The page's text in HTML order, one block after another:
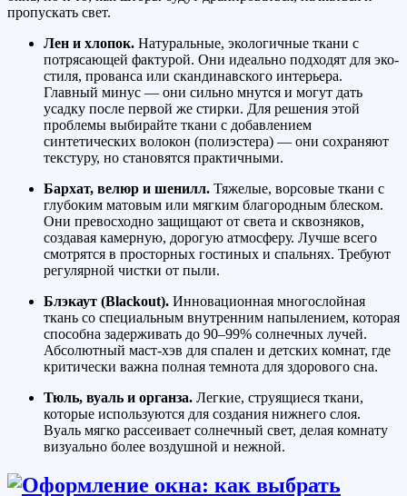
пропускать свет.
Лен и хлопок. Натуральные, экологичные ткани с
потрясающей фактурой. Они идеально подходят для эко-
стиля, прованса или скандинавского интерьера.
Главный минус — они сильно мнутся и могут дать
усадку после первой же стирки. Для решения этой
проблемы выбирайте ткани с добавлением
синтетических волокон (полиэстера) — они сохраняют
текстуру, но становятся практичными.
Бархат, велюр и шенилл. Тяжелые, ворсовые ткани с
глубоким матовым или мягким благородным блеском.
Они превосходно защищают от света и сквозняков,
создавая камерную, дорогую атмосферу. Лучше всего
смотрятся в просторных гостиных и спальнях. Требуют
регулярной чистки от пыли.
Блэкаут (Blackout). Инновационная многослойная
ткань со специальным внутренним напылением, которая
способна задерживать до 90–99% солнечных лучей.
Абсолютный маст-хэв для спален и детских комнат, где
критически важна полная темнота для здорового сна.
Тюль, вуаль и органза. Легкие, струящиеся ткани,
которые используются для создания нижнего слоя.
Вуаль мягко рассеивает солнечный свет, делая комнату
визуально более воздушной и нежной.